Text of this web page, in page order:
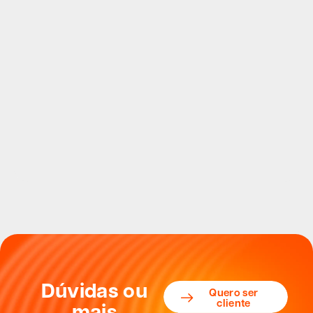
Dúvidas ou Quero ser
cliente